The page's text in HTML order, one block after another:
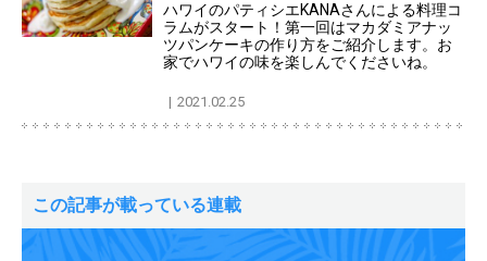
ハワイのパティシエKANAさんによる料理コ
ラムがスタート！第一回はマカダミアナッ
ツパンケーキの作り方をご紹介します。お
家でハワイの味を楽しんでくださいね。
2021.02.25
この記事が載っている連載